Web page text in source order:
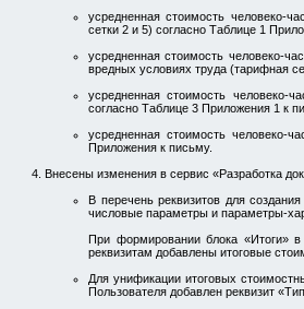
усредненная стоимость человеко-
сетки 2 и 5) согласно Таблице 1
усредненная стоимость человеко-
вредных условиях труда (тарифная
усредненная стоимость человеко-
согласно Таблице 3 Приложения 1 к
усредненная стоимость человеко-
Приложения к письму.
Внесены изменения в сервис «Разработка
В перечень реквизитов для
числовые параметры и параметры-
При формировании блока «Итоги»
реквизитам добавлены итоговые
Для унификации итоговых
Пользователя добавлен реквизит